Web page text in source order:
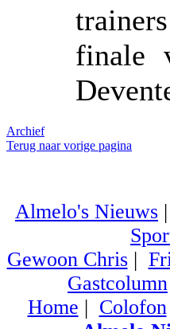
finale
Archief
Terug naar vorige pagina
Almelo's Nieuws |
Gewoon Chris|
Gastcolumn
Home | Colofon